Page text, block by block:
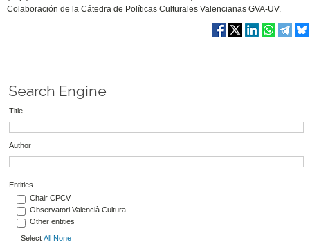
Colaboración de la Cátedra de Políticas Culturales Valencianas GVA-UV.
Search Engine
Title
Author
Entities
Chair CPCV
Observatori Valencià Cultura
Other entities
Select All None